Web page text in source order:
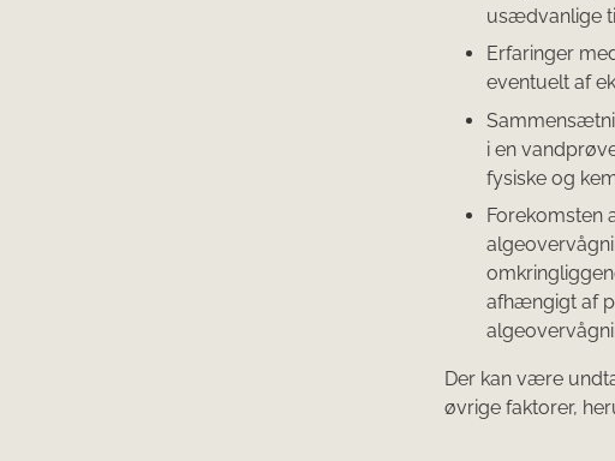
usædvanlige
Erfaringer
eventuelt af
i en
fysiske og
Forekomsten
afhængigt af
Der kan være
øvrige faktorer,